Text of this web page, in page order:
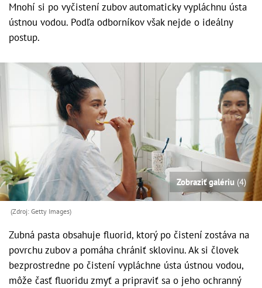
Mnohí si po vyčistení zubov automaticky vypláchnu ústa
ústnou vodou. Podľa odborníkov však nejde o ideálny
postup.
Zobraziť galériu (4)
(Zdroj: Getty Images)
Zubná pasta obsahuje fluorid, ktorý po čistení zostáva na
povrchu zubov a pomáha chrániť sklovinu. Ak si človek
bezprostredne po čistení vypláchne ústa ústnou vodou,
môže časť fluoridu zmyť a pripraviť sa o jeho ochranný